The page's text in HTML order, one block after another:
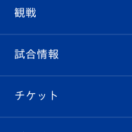
クラブ
試合情報
クラブ概要
エンブレム紹介
観戦
観戦ルール
はじめての観戦ガイド
試合情報
試合日程/結果
チケット